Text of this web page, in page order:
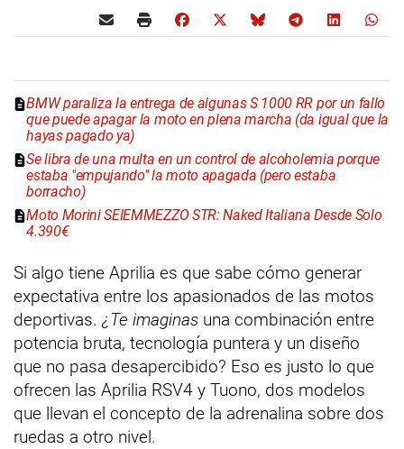
BMW paraliza la entrega de algunas S 1000 RR por un fallo
que puede apagar la moto en plena marcha (da igual que la
hayas pagado ya)
Se libra de una multa en un control de alcoholemia porque
estaba "empujando" la moto apagada (pero estaba
borracho)
Moto Morini SEIEMMEZZO STR: Naked Italiana Desde Solo
4.390€
Si algo tiene Aprilia es que sabe cómo generar
expectativa entre los apasionados de las motos
deportivas. ¿Te imaginas una combinación entre
potencia bruta, tecnología puntera y un diseño
que no pasa desapercibido? Eso es justo lo que
ofrecen las Aprilia RSV4 y Tuono, dos modelos
que llevan el concepto de la adrenalina sobre dos
ruedas a otro nivel.